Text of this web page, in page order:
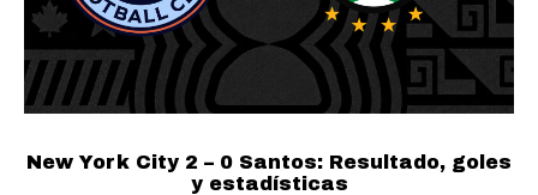
New York City 2 – 0 Santos: Resultado, goles
y estadísticas